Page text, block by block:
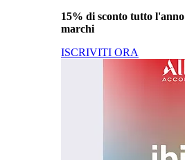
15% di sconto tutto l'anno
marchi
ISCRIVITI ORA